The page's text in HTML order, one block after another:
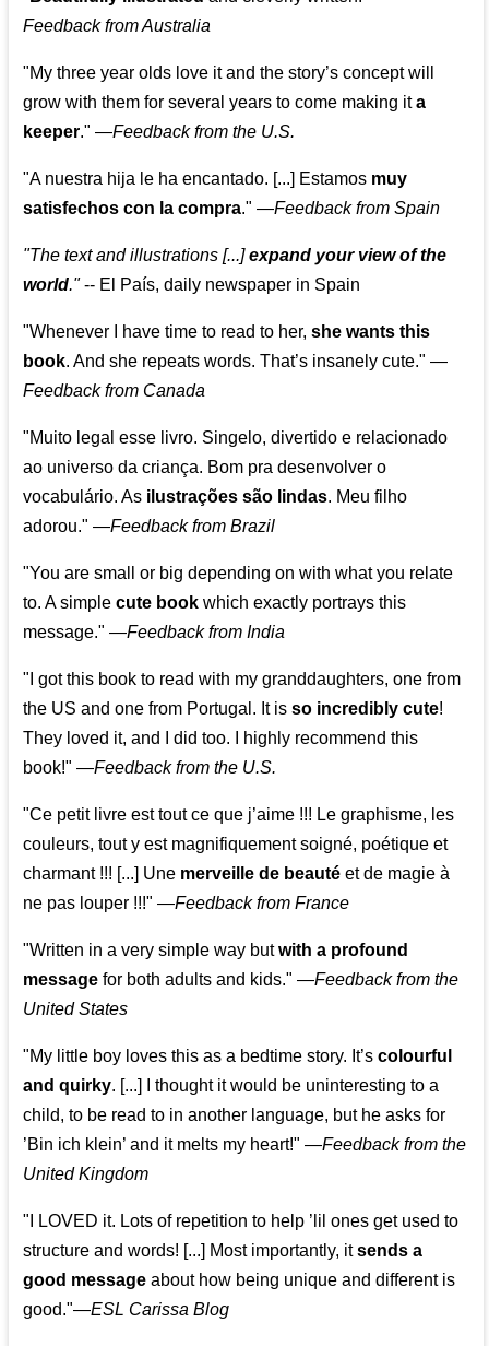
Feedback from Australia
"My three year olds love it and the story’s concept will
grow with them for several years to come making ita
keeper." —Feedback from the U.S.
"A nuestra hija le ha encantado. [...] Estamos muy
satisfechos con la compra." —Feedback from Spain
"The text and illustrations [...]expand your view of the
world."-- El País, daily newspaper in Spain
"Whenever I have time to read to her,she wants this
book. And she repeats words. That’s insanely cute." —
Feedback from Canada
"Muito legal esse livro. Singelo, divertido e relacionado
ao universo da criança. Bom pra desenvolver o
vocabulário. As ilustrações são lindas. Meu filho
adorou." —Feedback from Brazil
"You are small or big depending on with what you relate
to. A simplecute book which exactly portrays this
message." —Feedback from India
"I got this book to read with my granddaughters, one from
the US and one from Portugal. It isso incredibly cute!
They loved it, and I did too. I highly recommend this
book!" —Feedback from the U.S.
"Ce petit livre est tout ce que j’aime !!! Le graphisme, les
couleurs, tout y est magnifiquement soigné, poétique et
charmant !!! [...] Une merveille de beauté et de magie à
ne pas louper !!!" —Feedback from France
"Written in a very simple way butwith a profound
message for both adults and kids." —Feedback from the
United States
"My little boy loves this as a bedtime story. It’scolourful
and quirky. [...] I thought it would be uninteresting to a
child, to be read to in another language, but he asks for
’Bin ich klein’ and it melts my heart!" —Feedback from the
United Kingdom
"I LOVED it. Lots of repetition to help ’lil ones get used to
structure and words! [...] Most importantly, itsends a
good message about how being unique and different is
good."—ESL Carissa Blog